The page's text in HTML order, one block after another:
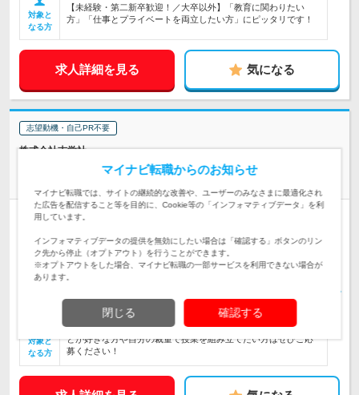
対象と
なる方
【未経験・第二新卒歓迎！／大卒以外】「教育に関わりたい
方」「仕事とプライベートを両立したい方」にピッタリです！
求人詳細を見る 気になる
志望動機・自己PR不要
株式会社志学社
【英語講師（小中学生）】◆年休125日◆副業OK◆残業月10h
正社員 職種・業種未経験OK
勤務地
石井塾・船穂教室／岡山県倉敷市船穂町船穂1755-1 【雇入れ直
後】上記事業所 【変更の範囲】会社…
慮し優遇いたします ※試用期間3か月（待…
対象と
なる方
＜未経験の方・ブランクがある方歓迎！＞◎子どもと接するこ
とが好きな方や自分の裁量で授業を組み立てたい方はぜひご応
募ください！
マイナビ転職からのお知らせ
マイナビ転職では、サイトの継続的な改善や、ユーザーのみなさまに最適化され
た広告を配信すること等を目的に、Cookie等の「インフォマティブデータ」を利
用しています。
インフォマティブデータの提供を無効にしたい場合は「確認する」ボタンのリン
ク先から停止（オプトアウト）を行うことができます。
※オプトアウトをした場合、マイナビ転職の一部サービスを利用できない場合が
あります。
閉じる 確認する